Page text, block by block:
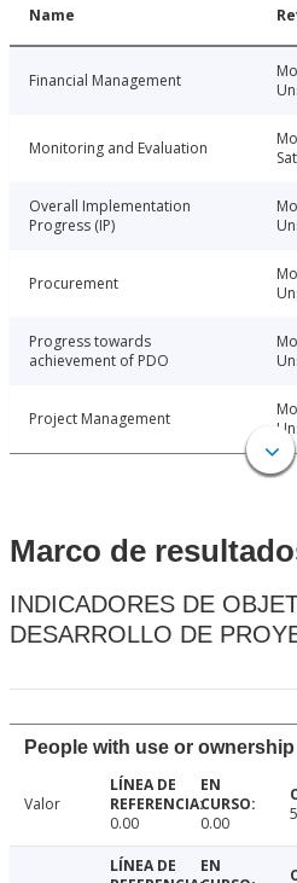
Name
Financial Management
Monitoring and Evaluation
Overall Implementation
Progress (IP)
Procurement
Progress towards
achievement of PDO
Project Management
Marco de
INDICADORES DE
DESARROLLO DE
People with use or
Valor
0.00
0.00